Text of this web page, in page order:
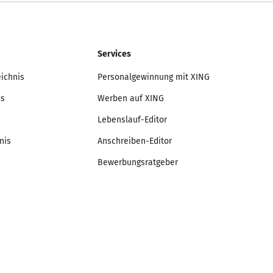
Services
Personalgewinnung mit XING
Werben auf XING
Lebenslauf-Editor
Anschreiben-Editor
Bewerbungsratgeber